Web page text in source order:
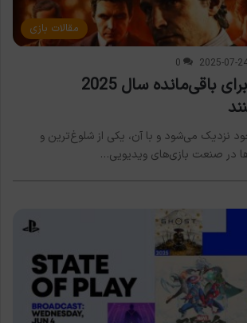
مقالات بازی
2025-07-
0
7 بازی که ما را برای باقی‌مانده سال 2025
پایان خود نزدیک می‌شود و با آن، یکی از شلوغ‌ترین و
در صنعت بازی‌های ویدیویی…